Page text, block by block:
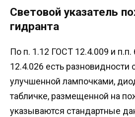
Световой указатель
гидранта
По п. 1.12 ГОСТ 12.4.009 и п.п.
12.4.026 есть разновидности
улучшенной лампочками,
табличке, размещенной на
указываются стандартные